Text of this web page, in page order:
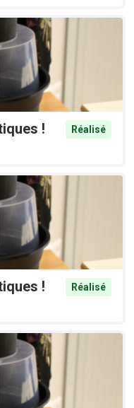
!
Réalisé
!
Réalisé